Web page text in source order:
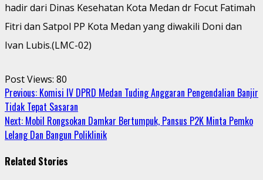
hadir dari Dinas Kesehatan Kota Medan dr Focut Fatimah
Fitri dan Satpol PP Kota Medan yang diwakili Doni dan
Ivan Lubis.(LMC-02)
Post Views: 80
Continue
Reading
Previous: Komisi IV DPRD Medan Tuding Anggaran Pengendalian Banjir
Tidak Tepat Sasaran
Next: Mobil Rongsokan Damkar Bertumpuk, Pansus P2K Minta Pemko
Lelang Dan Bangun Poliklinik
Related Stories